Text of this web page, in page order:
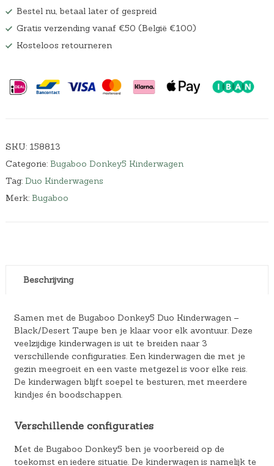
Bestel nu, betaal later of gespreid
Gratis verzending vanaf €50 (België €100)
Kosteloos retourneren
SKU: 158813
Categorie: Bugaboo Donkey5 Kinderwagen
Tag: Duo Kinderwagens
Merk: Bugaboo
Beschrijving
Samen met de Bugaboo Donkey5 Duo Kinderwagen –
Black/Desert Taupe ben je klaar voor elk avontuur. Deze
veelzijdige kinderwagen is uit te breiden naar 3
verschillende configuraties. Een kinderwagen die met je
gezin meegroeit en een vaste metgezel is voor elke reis.
De kinderwagen blijft soepel te besturen, met meerdere
kindjes én boodschappen.
Verschillende configuraties
Met de Bugaboo Donkey5 ben je voorbereid op de
toekomst en iedere situatie. De kinderwagen is namelijk te